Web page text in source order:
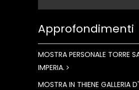
Approfondimenti
MOSTRA PERSONALE TORRE
IMPERIA.
MOSTRA IN THIENE GALLERIA